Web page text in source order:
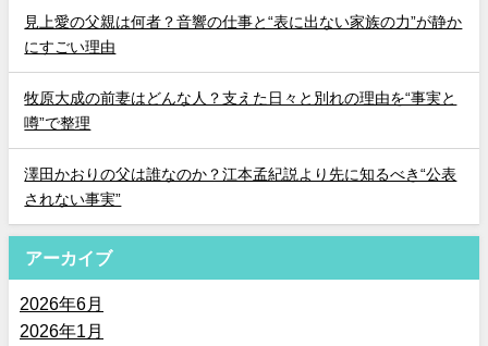
見上愛の父親は何者？音響の仕事と“表に出ない家族の力”が静か
にすごい理由
牧原大成の前妻はどんな人？支えた日々と別れの理由を“事実と
噂”で整理
澤田かおりの父は誰なのか？江本孟紀説より先に知るべき“公表
されない事実”
アーカイブ
2026年6月
2026年1月